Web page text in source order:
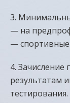
3.
— на
—
4. Зачисление
результатам
тестирования.